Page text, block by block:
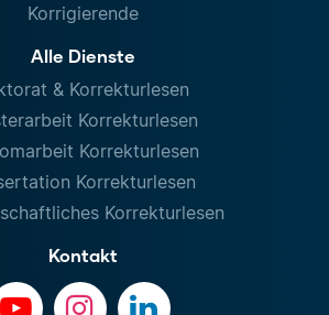
Korrigierende
Alle Dienste
& Korrekturlesen
Korrekturlesen
Korrekturlesen
Korrekturlesen
Korrekturlesen
Kontakt